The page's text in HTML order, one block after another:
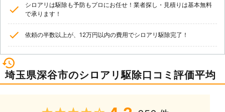
シロアリは駆除も予防もプロにお任せ！業者探し・見積りは基本無料
で承ります！
依頼の半数以上が、12万円以内の費用でシロアリ駆除完了！
埼玉県深谷市のシロアリ駆除口コミ評価平均